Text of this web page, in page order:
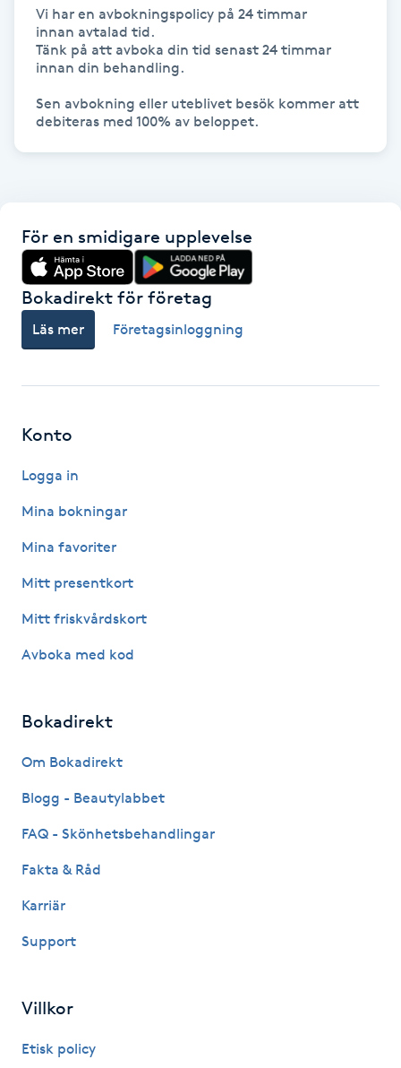
Klangmassage
Koppningsmassage
Kosmetisk tatuering
Kostrådgivning
Kroppsinpackning
Kroppspeeling
Kärlbehandling
Laserbehandling
Lashlift Keratin
LED-ljusterapi
Liktornar
LPG-behandling
LPG-massage
Lymfmassage
Vi har en avbokningspolicy på 24 timmar
innan avtalad tid.
Tänk på att avboka din tid senast 24 timmar
innan din behandling.
Sen avbokning eller uteblivet besök kommer att
debiteras med 100% av beloppet.
För en smidigare upplevelse
Bokadirekt för företag
Läs mer Företagsinloggning
Konto
Logga in
Mina bokningar
Mina favoriter
Mitt presentkort
Mitt friskvårdskort
Avboka med kod
Bokadirekt
Om Bokadirekt
Blogg - Beautylabbet
FAQ - Skönhetsbehandlingar
Fakta & Råd
Karriär
Support
Villkor
Etisk policy